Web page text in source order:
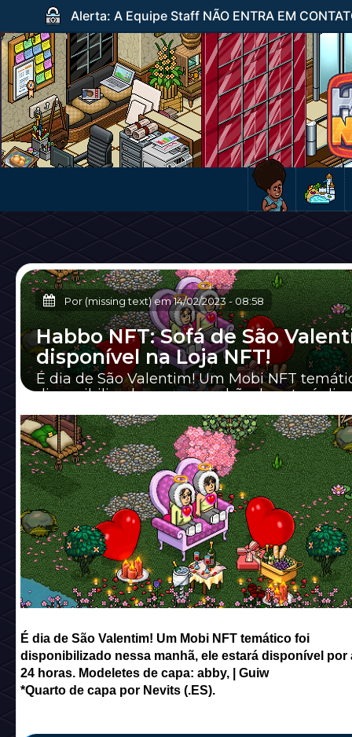
Alerta: A Equipe Staff NÃO ENTRA EM
Por (missing text) em14/02/2023-08:58
Habbo NFT: Sofá de São
disponível na Loja NFT!
É dia de São Valentim! Um Mobi NFT
disponibilizado nessa manhã, ele estará
É dia de São Valentim! Um Mobi NFT temático foi
disponibilizado nessa manhã, ele estará disponível por
24 horas. Modeletes de capa: abby, | Guiw
*Quarto de capa por Nevits (.ES).